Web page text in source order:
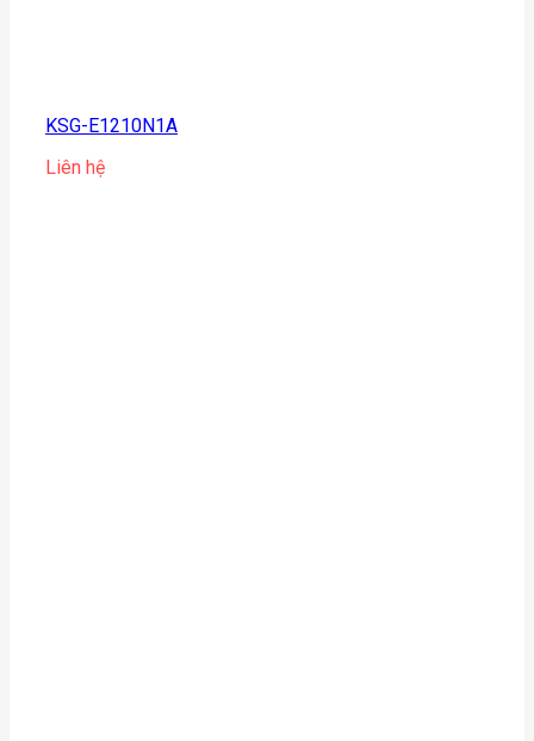
KSG-E1210N1A
Liên hệ